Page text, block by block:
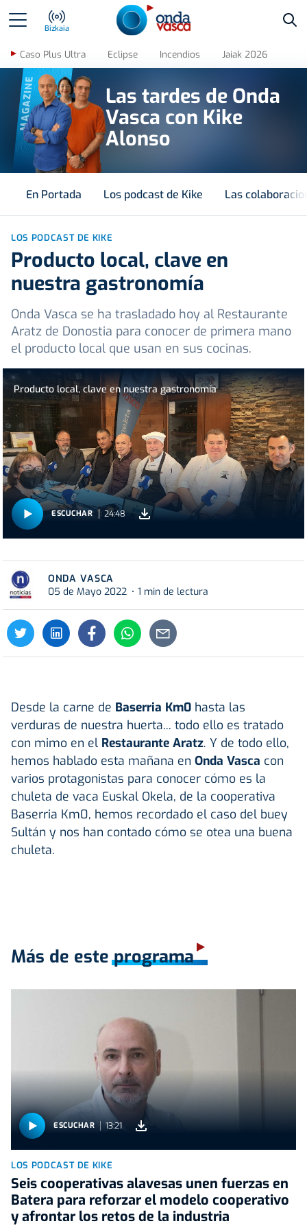
Bizkaia
Caso Plus Ultra Eclipse Incendios Jaiak 2026
MAGAZINE
Las tardes de Onda
Vasca con Kike
Alonso
En Portada Los podcast de Kike Las
LOS PODCAST DE KIKE
Producto local, clave en
nuestra gastronomía
Onda Vasca se ha trasladado hoy al Restaurante
Aratz de Donostia para conocer de primera mano
el producto local que usan en sus cocinas.
Producto local, clave en nuestra gastronomía
ESCUCHAR 24:48
ONDA VASCA
05 de Mayo 2022
1 min de lectura
Desde la carne de Baserria Km0 hasta las
verduras de nuestra huerta... todo ello es tratado
con mimo en el Restaurante Aratz. Y de todo ello,
hemos hablado esta mañana en Onda Vasca con
varios protagonistas para conocer cómo es la
chuleta de vaca Euskal Okela, de la cooperativa
Baserria Km0, hemos recordado el caso del buey
Sultán y nos han contado cómo se otea una buena
chuleta.
Más de este programa
ESCUCHAR 13:21
LOS PODCAST DE KIKE
Seis cooperativas alavesas unen fuerzas en
Batera para reforzar el modelo cooperativo
y afrontar los retos de la industria